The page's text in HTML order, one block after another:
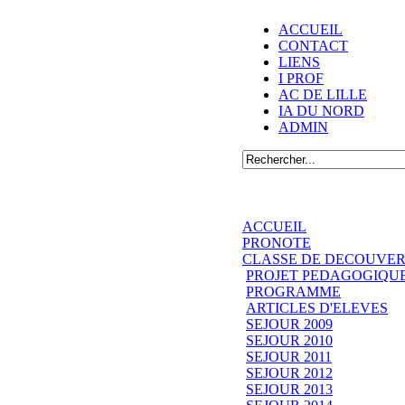
ACCUEIL
CONTACT
LIENS
I PROF
AC DE LILLE
IA DU NORD
ADMIN
ACCUEIL
PRONOTE
CLASSE DE
PROJET
PROGRAMME
ARTICLES D'ELEVES
SEJOUR 2009
SEJOUR 2010
SEJOUR 2011
SEJOUR 2012
SEJOUR 2013